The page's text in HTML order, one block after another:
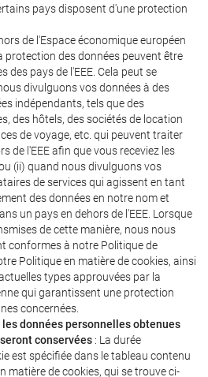
pays disposent d'une protection
de l'Espace économique européen
protection des données peuvent être
des pays de l'EEE. Cela peut se
divulguons vos données à des
indépendants, tels que des
des hôtels, des sociétés de location
de voyage, etc. qui peuvent traiter
de l'EEE afin que vous receviez les
(ii) quand nous divulguons vos
de services qui agissent en tant
des données en notre nom et
un pays en dehors de l'EEE. Lorsque
de cette manière, nous nous
conformes à notre Politique de
Politique en matière de cookies, ainsi
types approuvées par la
qui garantissent une protection
concernées.
données personnelles obtenues
conservées : La durée
est spécifiée dans le tableau contenu
matière de cookies, qui se trouve ci-